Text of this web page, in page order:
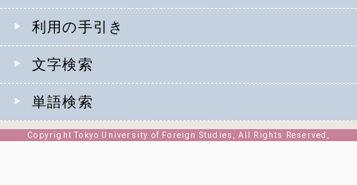
利用の手引き
文字検索
単語検索
Copyright Tokyo University of Foreign Studies, All Rights Reserved,